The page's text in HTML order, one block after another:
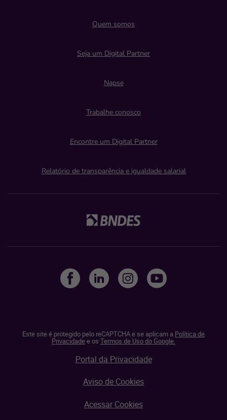
Quem somos
Seja um Digital Partner
Napse
Trabalhe conosco
Encontre um Digital Partner
Relatório de transparência e igualdade salarial
Este site é protegido pelo reCAPTCHA e se aplicam a Política de
Privacidadee os Termos de Uso do Google.
Portal da Privacidade
Aviso de Cookies
Acessar Cookies